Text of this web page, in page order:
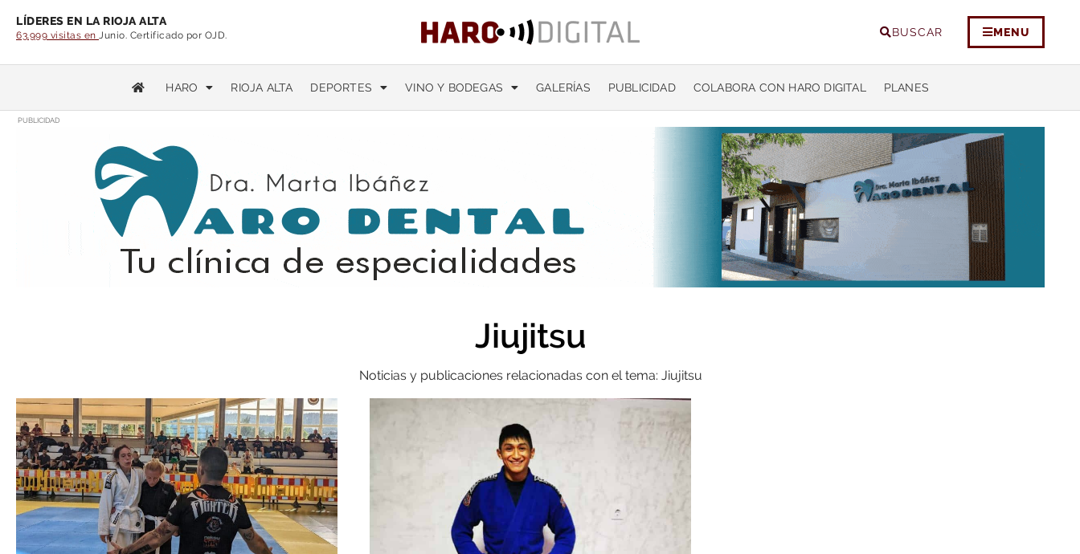
LÍDERES EN LA RIOJA ALTA
63.999 visitas en Junio. Certificado por OJD. BUSCAR MENU
HARO RIOJA ALTA DEPORTES VINO Y BODEGAS GALERÍAS PUBLICIDAD COLABORA CON HARO DIGITAL PLANES
PUBLICIDAD
Jiujitsu
Noticias y publicaciones relacionadas con el tema: Jiujitsu